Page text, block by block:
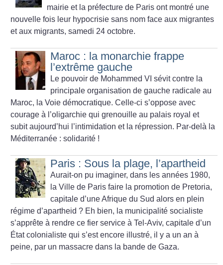
mairie et la préfecture de Paris ont montré une
nouvelle fois leur hypocrisie sans nom face aux migrantes
et aux migrants, samedi 24 octobre.
Maroc : la monarchie frappe
l’extrême gauche
Le pouvoir de Mohammed VI sévit contre la
principale organisation de gauche radicale au
Maroc, la Voie démocratique. Celle-ci s’oppose avec
courage à l’oligarchie qui grenouille au palais royal et
subit aujourd’hui l’intimidation et la répression. Par-delà la
Méditerranée : solidarité !
Paris : Sous la plage, l’apartheid
Aurait-on pu imaginer, dans les années 1980,
la Ville de Paris faire la promotion de Pretoria,
capitale d’une Afrique du Sud alors en plein
régime d’apartheid ? Eh bien, la municipalité socialiste
s’apprête à rendre ce fier service à Tel-Aviv, capitale d’un
État colonialiste qui s’est encore illustré, il y a un an à
peine, par un massacre dans la bande de Gaza.